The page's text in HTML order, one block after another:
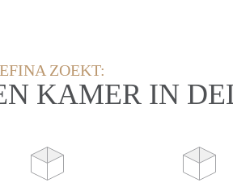
ZOEKT:
KAMER IN